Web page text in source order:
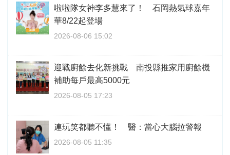
啦啦隊女神李多慧來了！ 石岡熱氣球嘉年
華8/22起登場
2026-08-06 15:02
迎戰廚餘去化新挑戰 南投縣推家用廚餘機
補助每戶最高5000元
2026-08-05 17:23
連玩笑都聽不懂！ 醫：當心大腦拉警報
2026-08-05 11:35